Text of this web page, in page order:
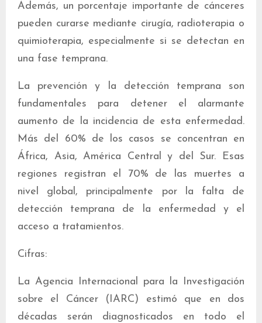
Además, un porcentaje importante de cánceres
pueden curarse mediante cirugía, radioterapia o
quimioterapia, especialmente si se detectan en
una fase temprana.
La prevención y la detección temprana son
fundamentales para detener el alarmante
aumento de la incidencia de esta enfermedad.
Más del 60% de los casos se concentran en
África, Asia, América Central y del Sur. Esas
regiones registran el 70% de las muertes a
nivel global, principalmente por la falta de
detección temprana de la enfermedad y el
acceso a tratamientos.
Cifras:
La Agencia Internacional para la Investigación
sobre el Cáncer (IARC) estimó que en dos
décadas serán diagnosticados en todo el